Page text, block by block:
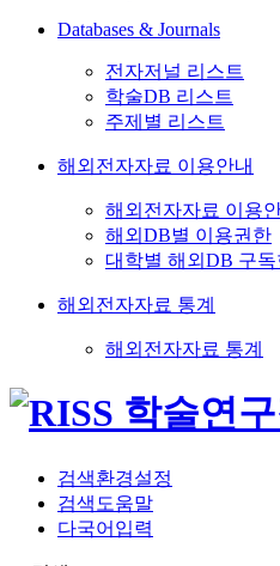
Databases & Journals
전자저널 리스트
학술DB 리스트
주제별 리스트
해외전자자료 이용안내
해외전자자료 이용
해외DB별 이용권한
대학별 해외DB 구
해외전자자료 통계
해외전자자료 통계
검색환경설정
검색도움말
다국어입력